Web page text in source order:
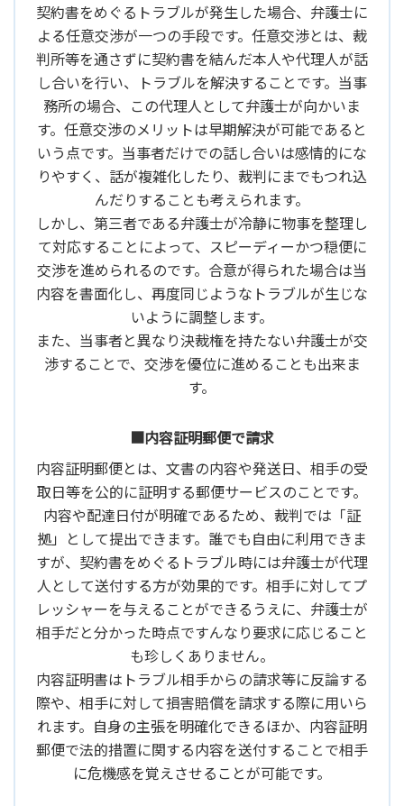
契約書をめぐるトラブルが発生した場合、弁護士に
よる任意交渉が一つの手段です。任意交渉とは、裁
判所等を通さずに契約書を結んだ本人や代理人が話
し合いを行い、トラブルを解決することです。当事
務所の場合、この代理人として弁護士が向かいま
す。任意交渉のメリットは早期解決が可能であると
いう点です。当事者だけでの話し合いは感情的にな
りやすく、話が複雑化したり、裁判にまでもつれ込
んだりすることも考えられます。
しかし、第三者である弁護士が冷静に物事を整理し
て対応することによって、スピーディーかつ穏便に
交渉を進められるのです。合意が得られた場合は当
内容を書面化し、再度同じようなトラブルが生じな
いように調整します。
また、当事者と異なり決裁権を持たない弁護士が交
渉することで、交渉を優位に進めることも出来ま
す。
■内容証明郵便で請求
内容証明郵便とは、文書の内容や発送日、相手の受
取日等を公的に証明する郵便サービスのことです。
内容や配達日付が明確であるため、裁判では「証
拠」として提出できます。誰でも自由に利用できま
すが、契約書をめぐるトラブル時には弁護士が代理
人として送付する方が効果的です。相手に対してプ
レッシャーを与えることができるうえに、弁護士が
相手だと分かった時点ですんなり要求に応じること
も珍しくありません。
内容証明書はトラブル相手からの請求等に反論する
際や、相手に対して損害賠償を請求する際に用いら
れます。自身の主張を明確化できるほか、内容証明
郵便で法的措置に関する内容を送付することで相手
に危機感を覚えさせることが可能です。